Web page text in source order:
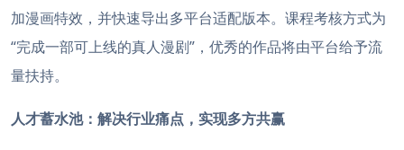
加漫画特效，并快速导出多平台适配版本。课程考核方式为
“完成一部可上线的真人漫剧”，优秀的作品将由平台给予流
量扶持。
人才蓄水池：解决行业痛点，实现多方共赢